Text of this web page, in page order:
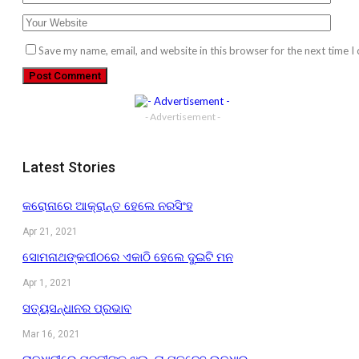
Save my name, email, and website in this browser for the next time I
- Advertisement -
Latest Stories
କରୋନାରେ ଆକ୍ରାନ୍ତ ହେଲେ ନରସିଂହ
Apr 21, 2021
ସୋମନାଥଙ୍କପୀଠରେ ଏକାଠି ହେଲେ ଦୁଇଟି ମନ
Apr 1, 2021
ସତ୍ୟସନ୍ଧାନର ପ୍ରଭାବ
Mar 16, 2021